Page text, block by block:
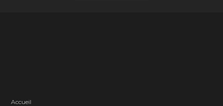
Accueil